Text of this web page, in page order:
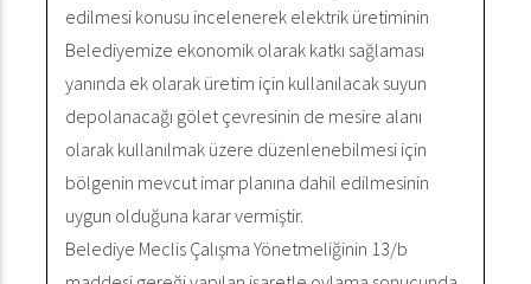
edilmesi konusu incelenerek elektrik üretiminin
Belediyemize ekonomik olarak katkı sağlaması
yanında ek olarak üretim için kullanılacak suyun
depolanacağı gölet çevresinin de mesire alanı
olarak kullanılmak üzere düzenlenebilmesi için
bölgenin mevcut imar planına dahil edilmesinin
uygun olduğuna karar vermiştir.
Belediye Meclis Çalışma Yönetmeliğinin 13/b